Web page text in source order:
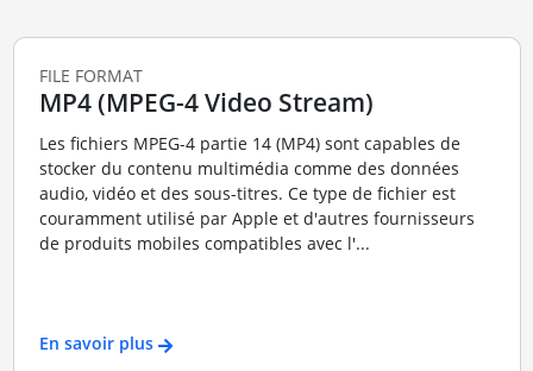
FILE FORMAT
MP4 (MPEG-4 Video Stream)
Les fichiers MPEG-4 partie 14 (MP4) sont capables de
stocker du contenu multimédia comme des données
audio, vidéo et des sous-titres. Ce type de fichier est
couramment utilisé par Apple et d'autres fournisseurs
de produits mobiles compatibles avec l'...
En savoir plus